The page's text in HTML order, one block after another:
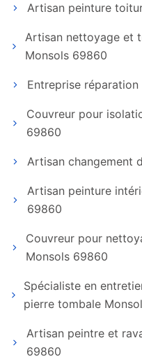
Artisan peinture
Artisan nettoyage et
Monsols 69860
Entreprise
Couvreur pour
69860
Artisan changement
Artisan peinture
69860
Couvreur pour
Monsols 69860
Spécialiste en
pierre tombale
Artisan peintre et
69860